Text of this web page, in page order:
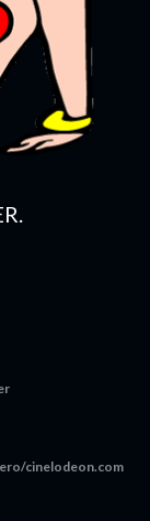
cinelodeon.com